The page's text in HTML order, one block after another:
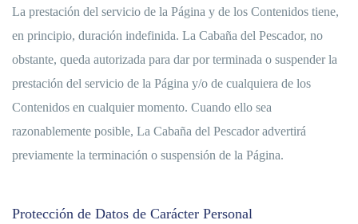
La prestación del servicio de la Página y de los Contenidos tiene,
en principio, duración indefinida. La Cabaña del Pescador, no
obstante, queda autorizada para dar por terminada o suspender la
prestación del servicio de la Página y/o de cualquiera de los
Contenidos en cualquier momento. Cuando ello sea
razonablemente posible, La Cabaña del Pescador advertirá
previamente la terminación o suspensión de la Página.
Protección de Datos de Carácter Personal